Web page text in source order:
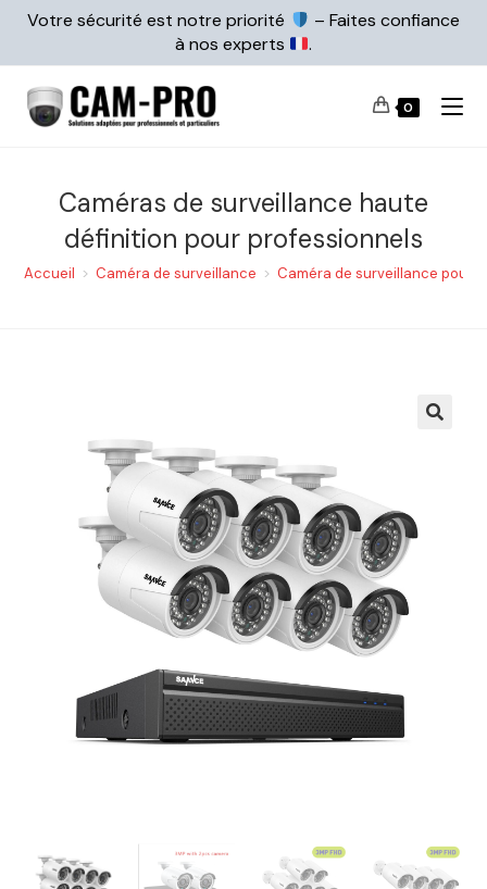
Votre sécurité est notre priorité
– Faites confiance
à nos experts
.
0
Caméras de surveillance haute
définition pour professionnels
Accueil > Caméra de surveillance > Caméra de surveillance pour